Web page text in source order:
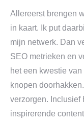
Allereerst brengen
in kaart. Ik put
mijn netwerk. Dan
SEO metrieken en
het een kwestie
knopen
verzorgen. Inclusief
inspirerende